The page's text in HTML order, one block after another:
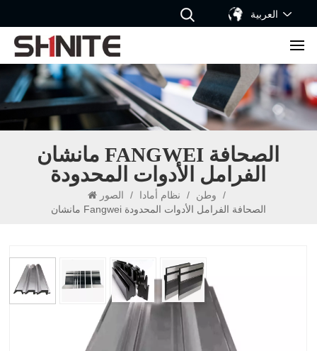
العربية
مانشان FANGWEI الصحافة
الفرامل الأدوات المحدودة
وطن / نظام أمادا / الصور
/
مانشان Fangwei الصحافة الفرامل الأدوات المحدودة